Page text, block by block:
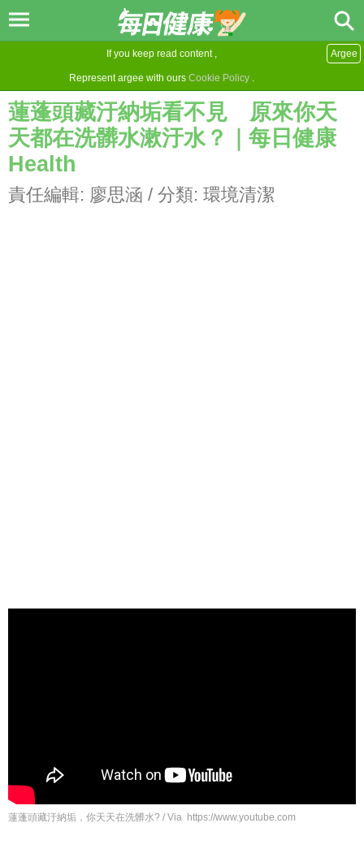
If you keep read content ,
Represent argee with ours Cookie Policy .
Argee
蓮蓬頭藏汙納垢看不見 原來你天
天都在洗髒水漱汙水？｜每日健康
Health
責任編輯: 廖思涵 / 分類: 環境清潔
蓮蓬頭藏汙納垢，你天天在洗髒水? / Via https://www.youtube.com